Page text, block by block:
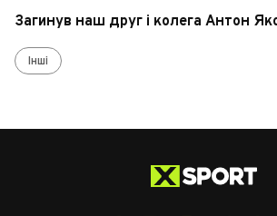
Загинув наш друг і колега Антон
Інші